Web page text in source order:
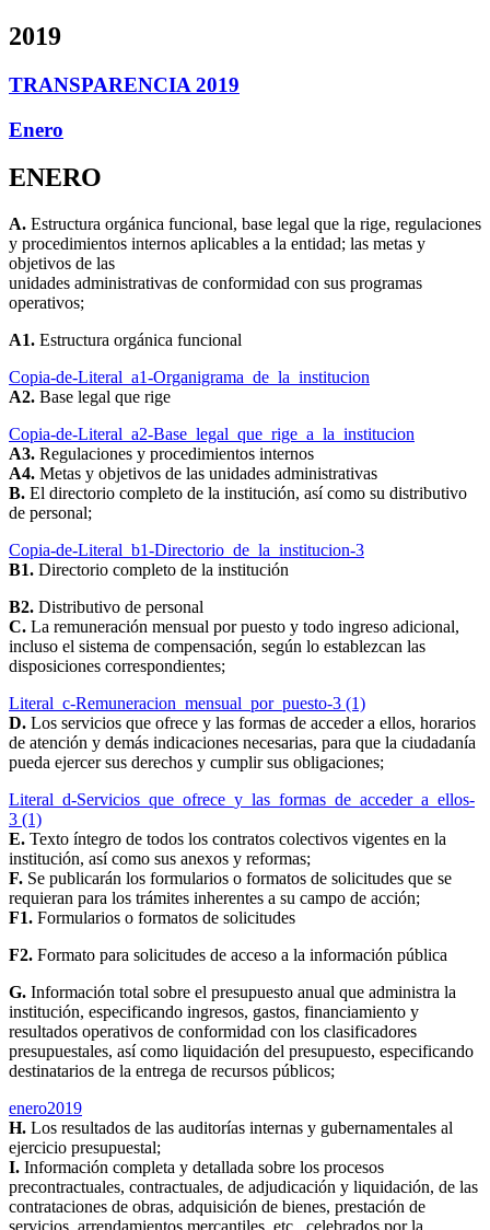
2019
TRANSPARENCIA 2019
Enero
ENERO
A. Estructura orgánica funcional, base legal que la rige, regulaciones
y procedimientos internos aplicables a la entidad; las metas y
objetivos de las
unidades administrativas de conformidad con sus programas
operativos;
A1. Estructura orgánica funcional
Copia-de-Literal_a1-Organigrama_de_la_institucion
A2. Base legal que rige
Copia-de-Literal_a2-Base_legal_que_rige_a_la_institucion
A3. Regulaciones y procedimientos internos
A4. Metas y objetivos de las unidades administrativas
B. El directorio completo de la institución, así como su distributivo
de personal;
Copia-de-Literal_b1-Directorio_de_la_institucion-3
B1. Directorio completo de la institución
B2. Distributivo de personal
C. La remuneración mensual por puesto y todo ingreso adicional,
incluso el sistema de compensación, según lo establezcan las
disposiciones correspondientes;
Literal_c-Remuneracion_mensual_por_puesto-3 (1)
D. Los servicios que ofrece y las formas de acceder a ellos, horarios
de atención y demás indicaciones necesarias, para que la ciudadanía
pueda ejercer sus derechos y cumplir sus obligaciones;
Literal_d-Servicios_que_ofrece_y_las_formas_de_acceder_a_ellos-
3 (1)
E. Texto íntegro de todos los contratos colectivos vigentes en la
institución, así como sus anexos y reformas;
F. Se publicarán los formularios o formatos de solicitudes que se
requieran para los trámites inherentes a su campo de acción;
F1. Formularios o formatos de solicitudes
F2. Formato para solicitudes de acceso a la información pública
G. Información total sobre el presupuesto anual que administra la
institución, especificando ingresos, gastos, financiamiento y
resultados operativos de conformidad con los clasificadores
presupuestales, así como liquidación del presupuesto, especificando
destinatarios de la entrega de recursos públicos;
enero2019
H. Los resultados de las auditorías internas y gubernamentales al
ejercicio presupuestal;
I. Información completa y detallada sobre los procesos
precontractuales, contractuales, de adjudicación y liquidación, de las
contrataciones de obras, adquisición de bienes, prestación de